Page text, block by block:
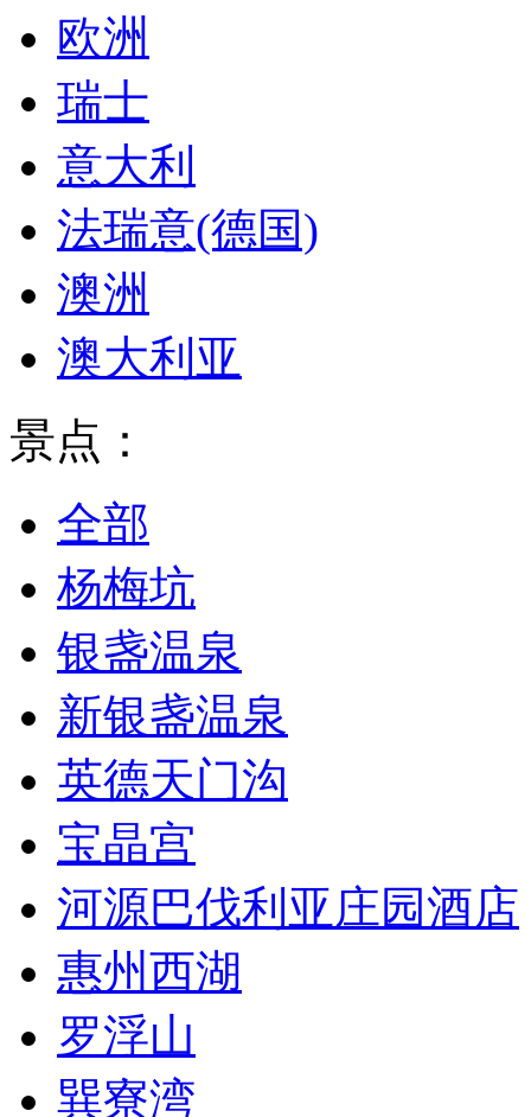
欧洲
瑞士
意大利
法瑞意(德国)
澳洲
澳大利亚
景点：
全部
杨梅坑
银盏温泉
新银盏温泉
英德天门沟
宝晶宫
河源巴伐利亚庄园酒店
惠州西湖
罗浮山
巽寮湾